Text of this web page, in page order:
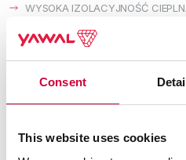
Consent
This website uses cookies
WYSOKA IZOLACYJNOŚĆ
ZWIĘKSZONA IZOLACYJNOŚĆ